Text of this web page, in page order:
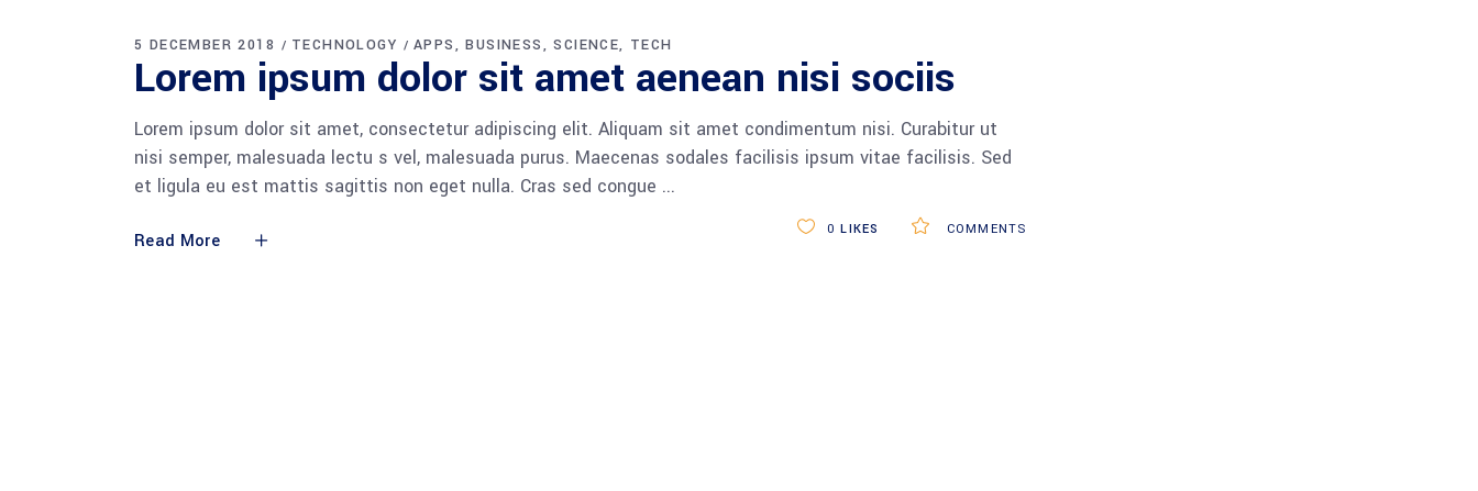
5 DECEMBER 2018 TECHNOLOGY APPS BUSINESS SCIENCE TECH
Lorem ipsum dolor sit amet aenean nisi sociis
Lorem ipsum dolor sit amet, consectetur adipiscing elit. Aliquam sit amet condimentum nisi. Curabitur ut
nisi semper, malesuada lectu s vel, malesuada purus. Maecenas sodales facilisis ipsum vitae facilisis. Sed
et ligula eu est mattis sagittis non eget nulla. Cras sed congue
Read More
COMMENTS
0 LIKES